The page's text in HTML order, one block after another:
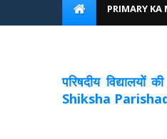
PRIMARY KA
परिषदीय
Shiksha